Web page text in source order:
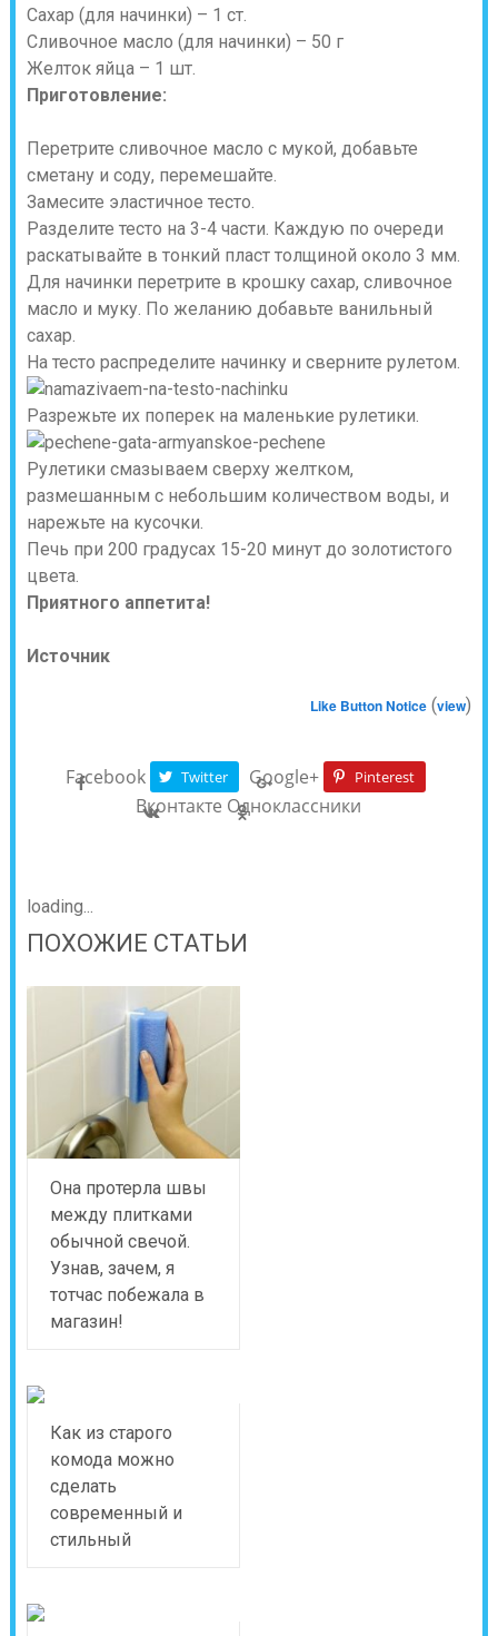
Сахар (для начинки) – 1 ст.
Сливочное масло (для начинки) – 50 г
Желток яйца – 1 шт.
Приготовление:
Перетрите сливочное масло с мукой, добавьте
сметану и соду, перемешайте.
Замесите эластичное тесто.
Разделите тесто на 3-4 части. Каждую по очереди
раскатывайте в тонкий пласт толщиной около 3 мм.
Для начинки перетрите в крошку сахар, сливочное
масло и муку. По желанию добавьте ванильный
сахар.
На тесто распределите начинку и сверните рулетом.
Разрежьте их поперек на маленькие рулетики.
Рулетики смазываем сверху желтком,
размешанным с небольшим количеством воды, и
нарежьте на кусочки.
Печь при 200 градусах 15-20 минут до золотистого
цвета.
Приятного аппетита!
Источник
Like Button Notice (view)
Facebook Twitter Google+ Pinterest
Вконтакте Одноклассники
loading...
ПОХОЖИЕ СТАТЬИ
Она протерла швы
между плитками
обычной свечой.
Узнав, зачем, я
тотчас побежала в
магазин!
Как из старого
комода можно
сделать
современный и
стильный